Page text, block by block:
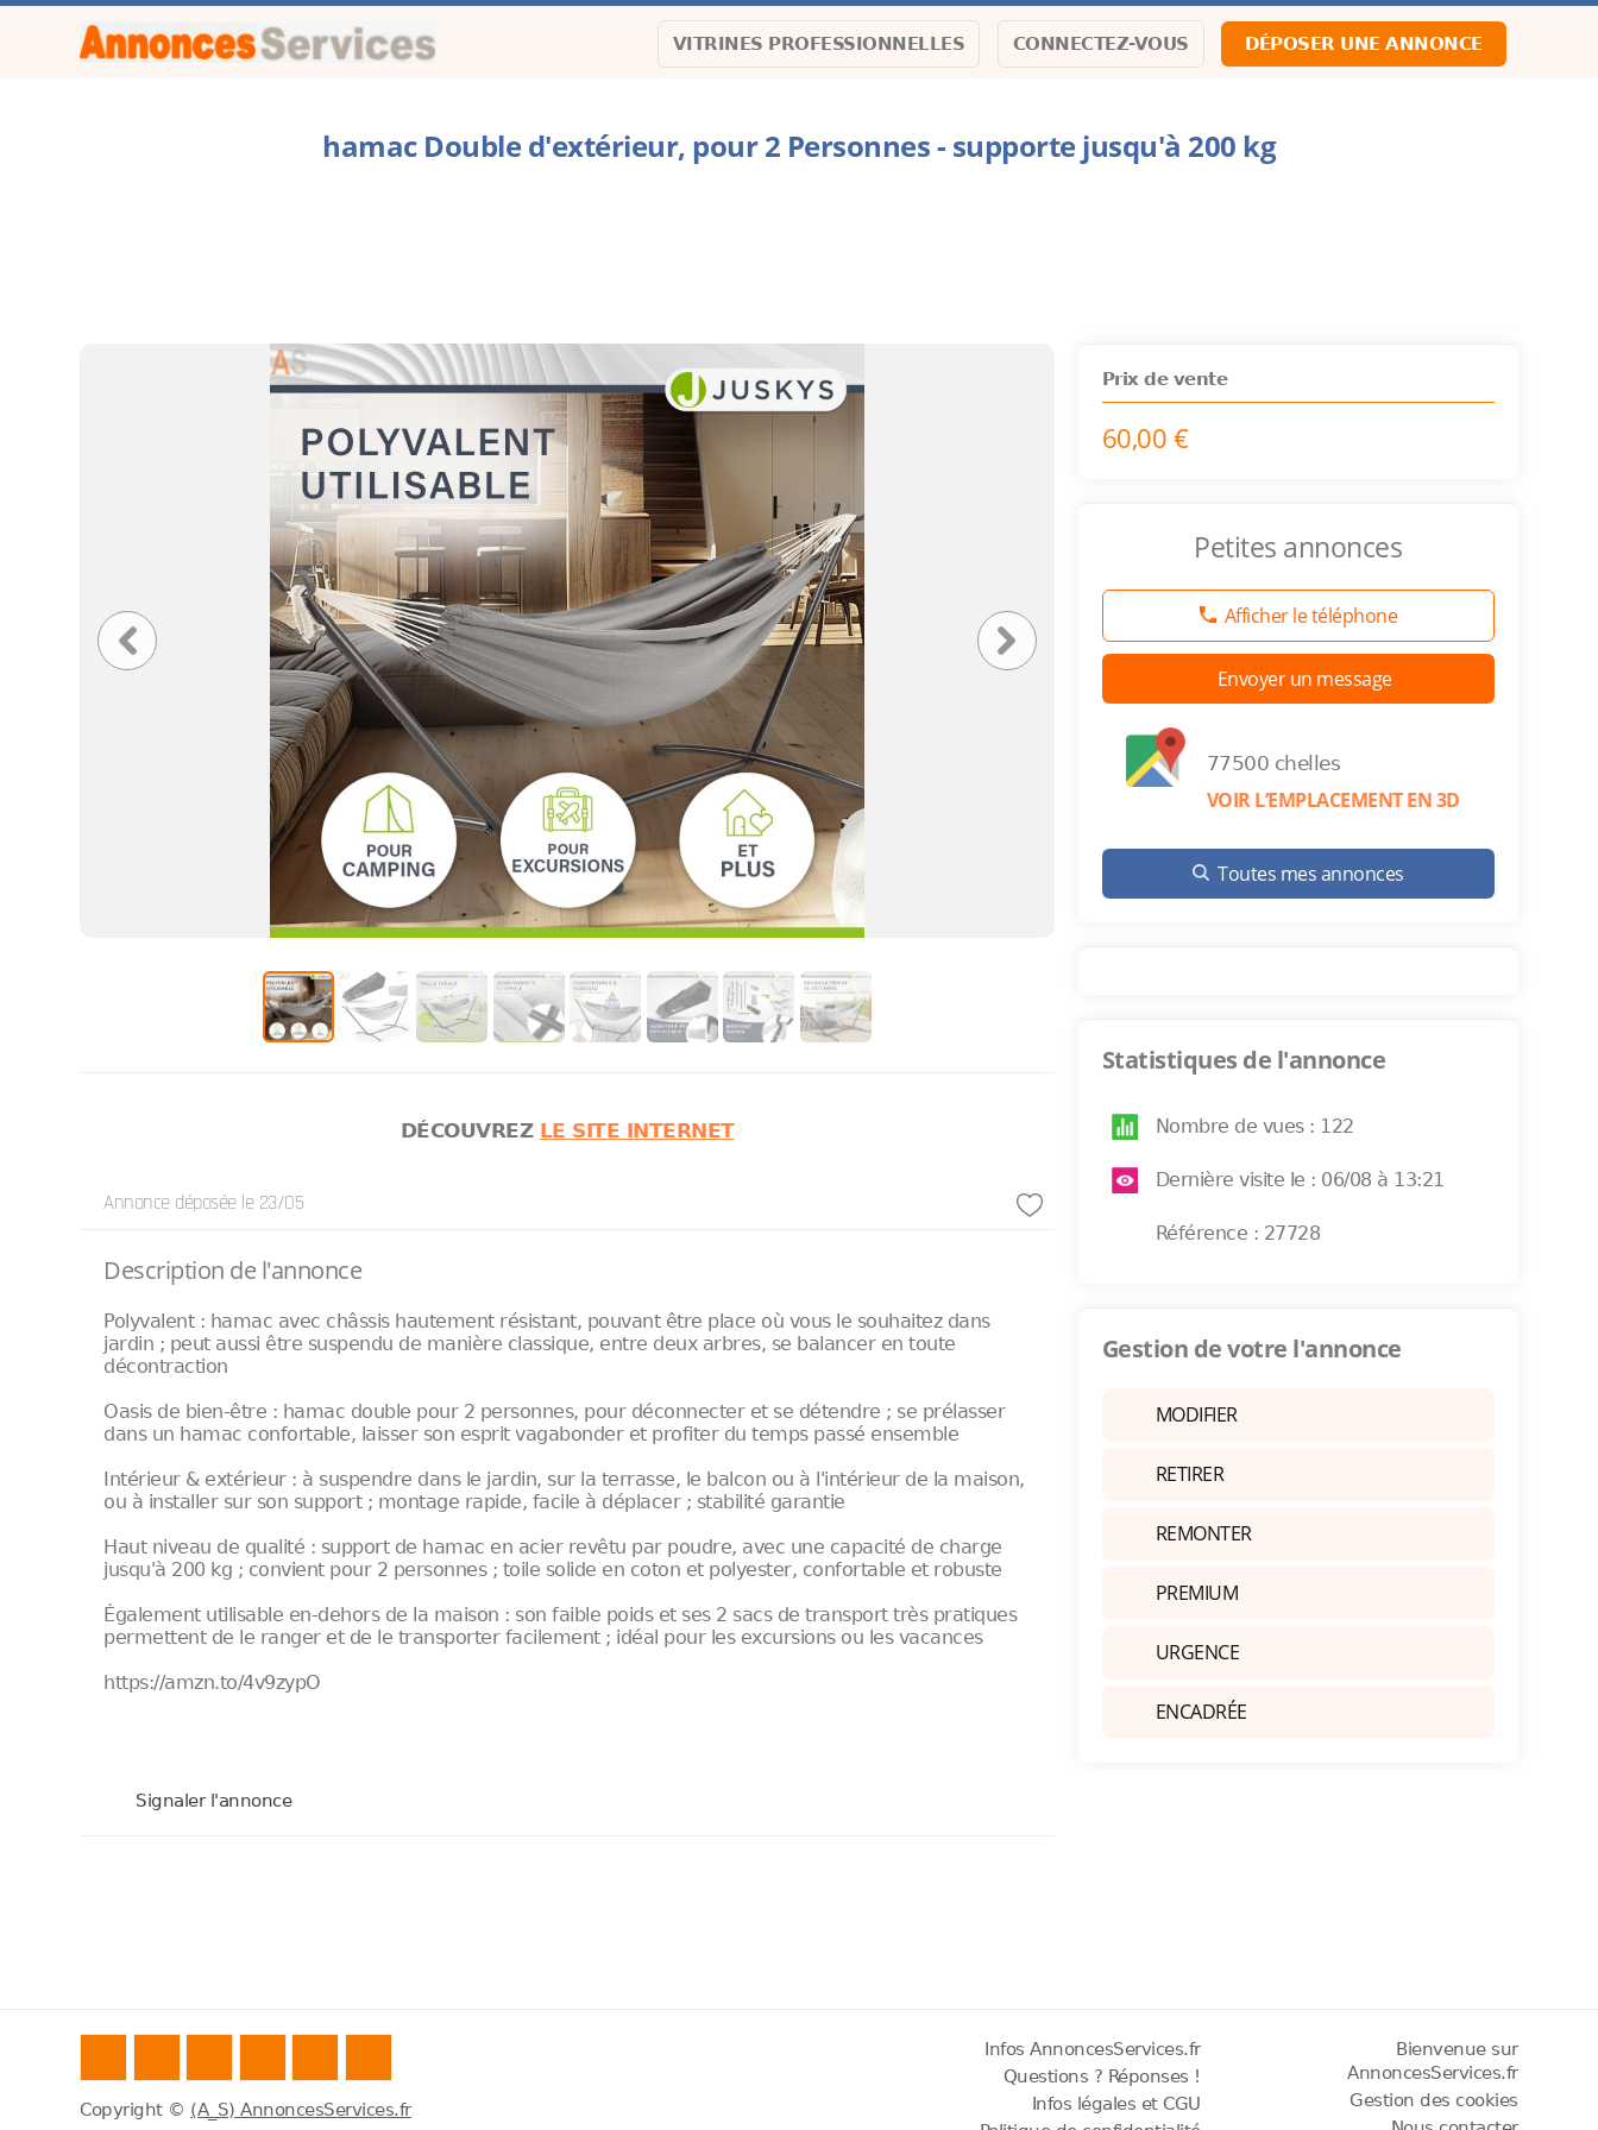
VITRINES PROFESSIONNELLES CONNECTEZ-VOUS DÉPOSER UNE ANNONCE
hamac Double d'extérieur, pour 2 Personnes - supporte jusqu'à 200 kg
DÉCOUVREZ LE SITE INTERNET
Annonce déposée le 23/05
Description de l'annonce
Polyvalent : hamac avec châssis hautement résistant, pouvant être place où vous le souhaitez dans
jardin ; peut aussi être suspendu de manière classique, entre deux arbres, se balancer en toute
décontraction
Oasis de bien-être : hamac double pour 2 personnes, pour déconnecter et se détendre ; se prélasser
dans un hamac confortable, laisser son esprit vagabonder et profiter du temps passé ensemble
Intérieur & extérieur : à suspendre dans le jardin, sur la terrasse, le balcon ou à l'intérieur de la maison,
ou à installer sur son support ; montage rapide, facile à déplacer ; stabilité garantie
Haut niveau de qualité : support de hamac en acier revêtu par poudre, avec une capacité de charge
jusqu'à 200 kg ; convient pour 2 personnes ; toile solide en coton et polyester, confortable et robuste
Également utilisable en-dehors de la maison : son faible poids et ses 2 sacs de transport très pratiques
permettent de le ranger et de le transporter facilement ; idéal pour les excursions ou les vacances
https://amzn.to/4v9zypO
Signaler l'annonce
Prix de vente
60,00 €
Petites annonces
Afficher le téléphone
Envoyer un message
77500 chelles
VOIR L’EMPLACEMENT EN 3D
Toutes mes annonces
Statistiques de l'annonce
Nombre de vues : 122
Dernière visite le : 06/08 à 13:21
Référence : 27728
Gestion de votre l'annonce
MODIFIER
RETIRER
REMONTER
PREMIUM
URGENCE
ENCADRÉE
Copyright © (A_S) AnnoncesServices.fr
Infos AnnoncesServices.fr
Questions ? Réponses !
Infos légales et CGU
Bienvenue sur
AnnoncesServices.fr
Gestion des cookies